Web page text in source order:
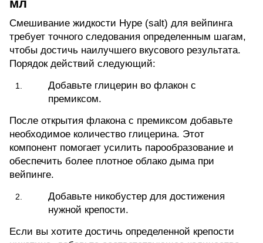
мл
Смешивание жидкости Hype (salt) для вейпинга
требует точного следования определенным шагам,
чтобы достичь наилучшего вкусового результата.
Порядок действий следующий:
Добавьте глицерин во флакон с
премиксом.
После открытия флакона с премиксом добавьте
необходимое количество глицерина. Этот
компонент помогает усилить парообразование и
обеспечить более плотное облако дыма при
вейпинге.
Добавьте никобустер для достижения
нужной крепости.
Если вы хотите достичь определенной крепости